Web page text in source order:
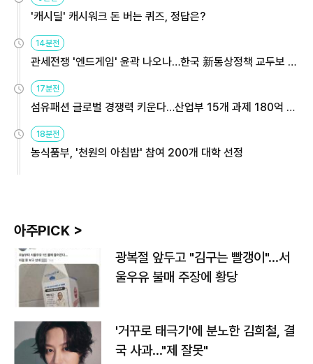
'캐시딜' 캐시워크 돈 버는 퀴즈, 정답은?
14분전
관세전쟁 '엔드게임' 윤곽 나오나…한국 新통상정책 교두보 활
17분전
섬유패션 글로벌 경쟁력 키운다…산업부 15개 과제 180억 지
18분전
농식품부, '천원의 아침밥' 참여 200개 대학 선정
아주PICK >
광복절 앞두고 "김구는 빨갱이"…서
울우유 불매 주장에 황당
'거꾸로 태극기'에 분노한 김희철, 결
국 사과…"제 잘못"